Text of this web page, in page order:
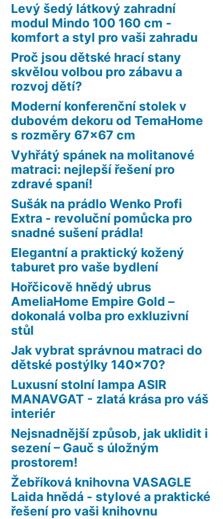
Levý šedý látkový zahradní
modul Mindo 100 160 cm -
komfort a styl pro vaši zahradu
Proč jsou dětské hrací stany
skvělou volbou pro zábavu a
rozvoj dětí?
Moderní konferenční stolek v
dubovém dekoru od TemaHome
s rozměry 67×67 cm
Vyhřátý spánek na molitanové
matraci: nejlepší řešení pro
zdravé spaní!
Sušák na prádlo Wenko Profi
Extra - revoluční pomůcka pro
snadné sušení prádla!
Elegantní a praktický kožený
taburet pro vaše bydlení
Hořčicově hnědý ubrus
AmeliaHome Empire Gold –
dokonalá volba pro exkluzivní
stůl
Jak vybrat správnou matraci do
dětské postýlky 140×70?
Luxusní stolní lampa ASIR
MANAVGAT - zlatá krása pro váš
interiér
Nejsnadnější způsob, jak uklidit i
sezení – Gauč s úložným
prostorem!
Žebříková knihovna VASAGLE
Laida hnědá - stylové a praktické
řešení pro vaši knihovnu